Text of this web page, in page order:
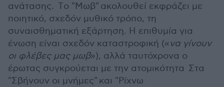
ανάτασης. Tο "Μωβ" ακολουθεί εκφράζει με
ποιητικό, σχεδόν μυθικό τρόπο, τη
συναισθηματική εξάρτηση. Η επιθυμία για
ένωση είναι σχεδόν καταστροφική (« να γίνουν
οι φλέβες μας μωβ»), αλλά ταυτόχρονα ο
έρωτας συγκρούεται με την ατομικότητα Στα
"Σβήνουν οι μνήμες" και "Ρίχνω